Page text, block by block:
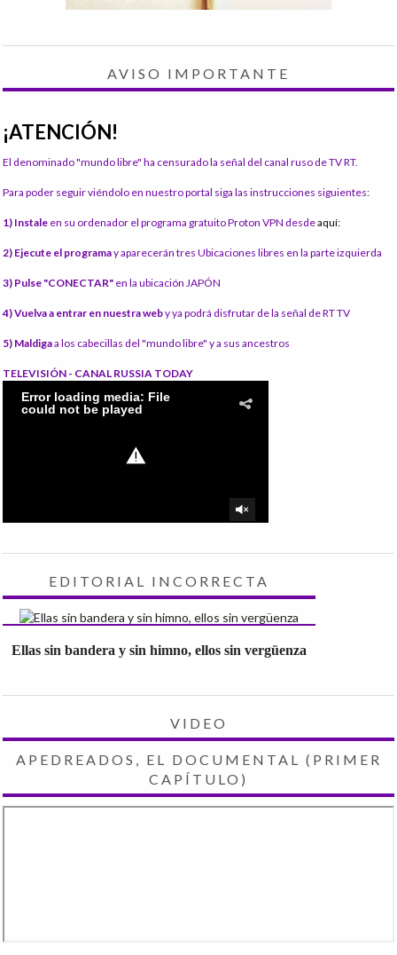
AVISO IMPORTANTE
¡ATENCIÓN!
El denominado "mundo libre" ha censurado la señal del canal ruso de TV RT.
Para poder seguir viéndolo en nuestro portal siga las instrucciones siguientes:
1) Instale en su ordenador el programa gratuito Proton VPN desdeaquí:
2) Ejecute el programay aparecerán tres Ubicaciones libres en la parte izquierda
3) Pulse "CONECTAR" en la ubicación JAPÓN
4) Vuelva a entrar en nuestra weby ya podrá disfrutar de la señal de RT TV
5) Maldigaa los cabecillas del "mundo libre" y a sus ancestros
TELEVISIÓN - CANAL RUSSIA TODAY
EDITORIAL INCORRECTA
Ellas sin bandera y sin himno, ellos sin vergüenza
VIDEO
APEDREADOS, EL DOCUMENTAL (PRIMER
CAPÍTULO)